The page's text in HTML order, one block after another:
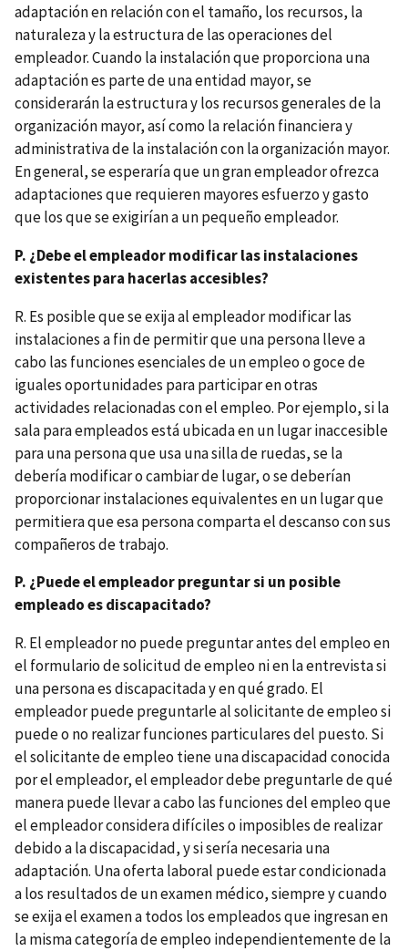
adaptación en relación con el tamaño, los recursos, la
naturaleza y la estructura de las operaciones del
empleador. Cuando la instalación que proporciona una
adaptación es parte de una entidad mayor, se
considerarán la estructura y los recursos generales de la
organización mayor, así como la relación financiera y
administrativa de la instalación con la organización mayor.
En general, se esperaría que un gran empleador ofrezca
adaptaciones que requieren mayores esfuerzo y gasto
que los que se exigirían a un pequeño empleador.
P. ¿Debe el empleador modificar las instalaciones
existentes para hacerlas accesibles?
R. Es posible que se exija al empleador modificar las
instalaciones a fin de permitir que una persona lleve a
cabo las funciones esenciales de un empleo o goce de
iguales oportunidades para participar en otras
actividades relacionadas con el empleo. Por ejemplo, si la
sala para empleados está ubicada en un lugar inaccesible
para una persona que usa una silla de ruedas, se la
debería modificar o cambiar de lugar, o se deberían
proporcionar instalaciones equivalentes en un lugar que
permitiera que esa persona comparta el descanso con sus
compañeros de trabajo.
P. ¿Puede el empleador preguntar si un posible
empleado es discapacitado?
R. El empleador no puede preguntar antes del empleo en
el formulario de solicitud de empleo ni en la entrevista si
una persona es discapacitada y en qué grado. El
empleador puede preguntarle al solicitante de empleo si
puede o no realizar funciones particulares del puesto. Si
el solicitante de empleo tiene una discapacidad conocida
por el empleador, el empleador debe preguntarle de qué
manera puede llevar a cabo las funciones del empleo que
el empleador considera difíciles o imposibles de realizar
debido a la discapacidad, y si sería necesaria una
adaptación. Una oferta laboral puede estar condicionada
a los resultados de un examen médico, siempre y cuando
se exija el examen a todos los empleados que ingresan en
la misma categoría de empleo independientemente de la